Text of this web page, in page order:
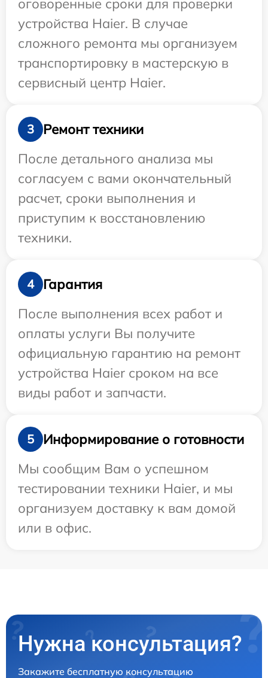
оговоренные сроки для проверки
устройства Haier. В случае
сложного ремонта мы организуем
транспортировку в мастерскую в
сервисный центр Haier.
3
Ремонт техники
После детального анализа мы
согласуем с вами окончательный
расчет, сроки выполнения и
приступим к восстановлению
техники.
4
Гарантия
После выполнения всех работ и
оплаты услуги Вы получите
официальную гарантию на ремонт
устройства Haier сроком на все
виды работ и запчасти.
5
Информирование о готовности
Мы сообщим Вам о успешном
тестировании техники Haier, и мы
организуем доставку к вам домой
или в офис.
Нужна консультация?
Закажите бесплатную консультацию